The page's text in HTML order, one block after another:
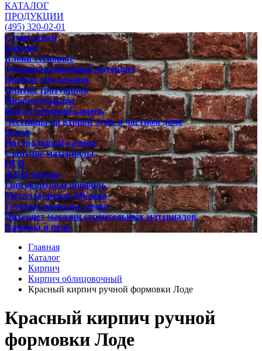
КАТАЛОГ
ПРОДУКЦИИ
(495) 320-02-01
Сухие смеси
Кирпич
Блоки стеновые
Теплоизоляционный материал
Кровля для крыши
Плитка тротуарная
Пиломатериалы
Искусственный камень
Лестницы на второй этаж в частном доме
Бетон
Натуральный камень
Сыпучие материалы
ПГП
ЖБИ заводы
Гипсокартон и профиль
Металлопрокат Москва
Готовые проекты домов
Интернет магазин строительных материалов
Камины и печи
Главная
Каталог
Кирпич
Кирпич облицовочный
Красный кирпич ручной формовки Лоде
Красный кирпич ручной
формовки Лоде